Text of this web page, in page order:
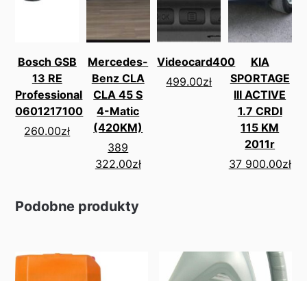
Bosch GSB
13 RE
Professional
0601217100
260.00zł
Mercedes-
Benz CLA
CLA 45 S
4-Matic
(420KM)
389
322.00zł
Videocard400
499.00zł
KIA
SPORTAGE
III ACTIVE
1.7 CRDI
115 KM
2011r
37 900.00zł
Podobne produkty